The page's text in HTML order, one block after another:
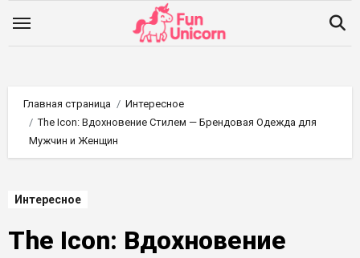
Главная страница
Интересное
The Icon: Вдохновение Стилем — Брендовая Одежда для
Мужчин и Женщин
Интересное
The Icon: Вдохновение